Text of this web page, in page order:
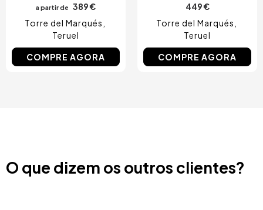
a partir de
389 €
Torre del Marqués
Teruel
COMPRE AGORA
449 €
Torre del Marqués
Teruel
COMPRE AGORA
O que dizem os outros clientes?